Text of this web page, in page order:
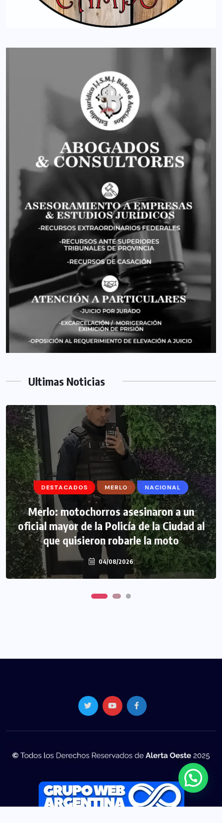
Ultimas Noticias
DESTACADOS MERLO NACIONAL
Merlo: motochorros asesinaron a un
oficial mayor de la Policía de la Ciudad al
que quisieron robarle la moto
04/08/2026
DESTACADOS MERLO MORÓN
Morón: se negó a declarar la funcionaria
narco y seguirá detenida camino a
prisión preventiva
04/08/2026